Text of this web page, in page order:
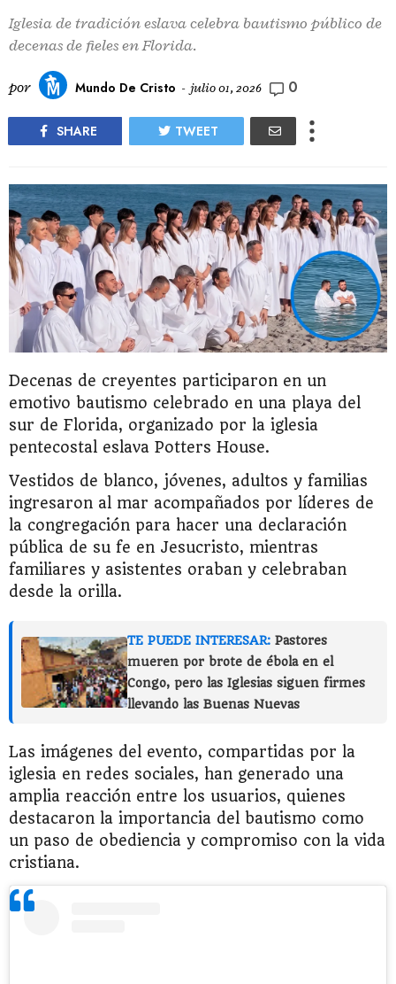
Iglesia de tradición eslava celebra bautismo público de
decenas de fieles en Florida.
por Mundo De Cristo - julio 01, 2026 0
SHARE TWEET
Decenas de creyentes participaron en un
emotivo bautismo celebrado en una playa del
sur de Florida, organizado por la iglesia
pentecostal eslava Potters House.
Vestidos de blanco, jóvenes, adultos y familias
ingresaron al mar acompañados por líderes de
la congregación para hacer una declaración
pública de su fe en Jesucristo, mientras
familiares y asistentes oraban y celebraban
desde la orilla.
TE PUEDE INTERESAR: Pastores
mueren por brote de ébola en el
Congo, pero las Iglesias siguen firmes
llevando las Buenas Nuevas
Las imágenes del evento, compartidas por la
iglesia en redes sociales, han generado una
amplia reacción entre los usuarios, quienes
destacaron la importancia del bautismo como
un paso de obediencia y compromiso con la vida
cristiana.